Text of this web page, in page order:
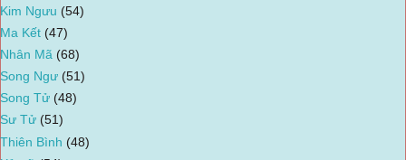
Kim Ngưu (54)
Ma Kết (47)
Nhân Mã (68)
Song Ngư (51)
Song Tử (48)
Sư Tử (51)
Thiên Bình (48)